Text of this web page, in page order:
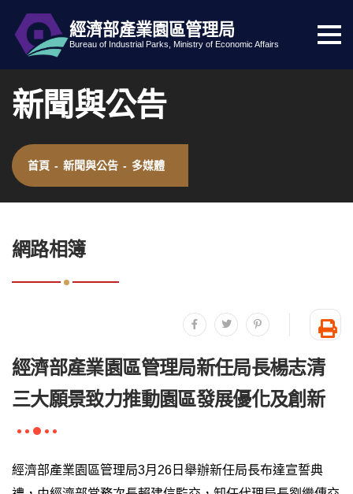
跳到主要內容
網站導覽
經濟部產業園區管理局
Bureau of Industrial Parks, Ministry of Economic Affairs
選
單
新聞與公告
首頁 - 新聞與公告 - 多媒體
網路相簿
分享至facebook
分享至twitter分享至plurk
友
經濟部產業園區管理局新任局長楊志清
三大願景致力推動園區發展優化及創新
經濟部產業園區管理局3月26日舉辦新任局長布達宣誓典